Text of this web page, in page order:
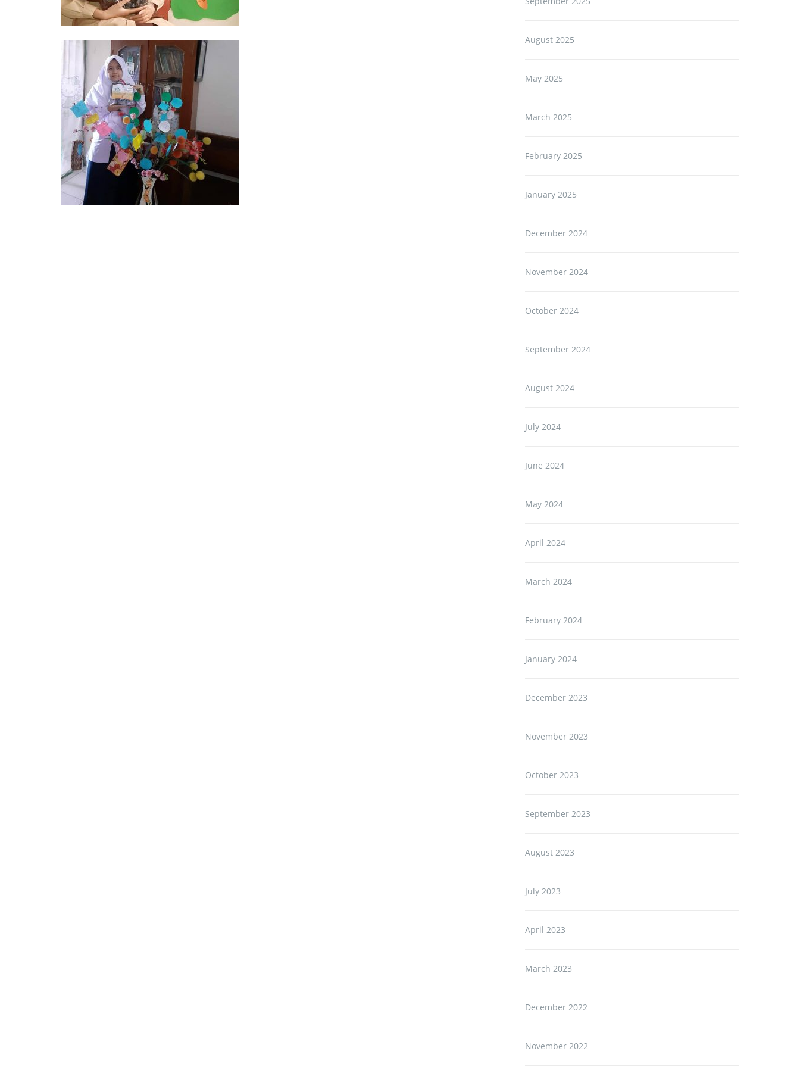
August 2025
May 2025
March 2025
February 2025
January 2025
December 2024
November 2024
October 2024
September 2024
August 2024
July 2024
June 2024
May 2024
April 2024
March 2024
February 2024
January 2024
December 2023
November 2023
October 2023
September 2023
August 2023
July 2023
April 2023
March 2023
December 2022
November 2022